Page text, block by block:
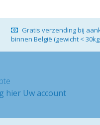
Gratis verzending bij
binnen België (gewicht <
hier Uw account